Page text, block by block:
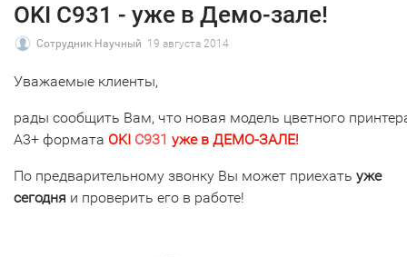
OKI C931 - уже в Демо-зале!
Сотрудник Научный 19 августа 2014
Уважаемые клиенты,
рады сообщить Вам, что новая модель цветного
A3+ формата OKI C931 уже в ДЕМО-ЗАЛЕ!
По предварительному звонку Вы может приехать уже
сегодня и проверить его в работе!